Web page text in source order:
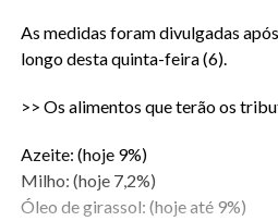
As medidas foram divulgadas
longo desta quinta-feira (6).
>> Os alimentos que terão os
Azeite: (hoje 9%)
Milho: (hoje 7,2%)
Óleo de girassol: (hoje até 9%)